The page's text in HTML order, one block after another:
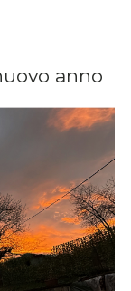
anno